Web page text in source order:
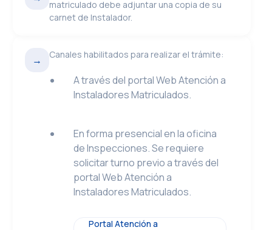
matriculado debe adjuntar una copia de su
carnet de Instalador.
→ Canales habilitados para realizar el trámite:
A través del portal Web Atención a
Instaladores Matriculados.
En forma presencial en la oficina
de Inspecciones. Se requiere
solicitar turno previo a través del
portal Web Atención a
Instaladores Matriculados.
Portal Atención a